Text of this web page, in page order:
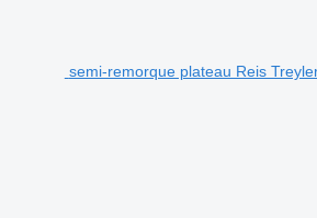
semi-remorque plateau Reis